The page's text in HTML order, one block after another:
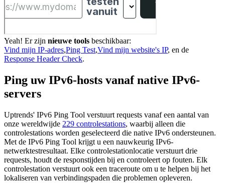
Yeah! Er zijn nieuwe tools beschikbaar:
Vind mijn IP-adres,Ping Test,Vind mijn website's IP, en de
Response Header Check.
Ping uw IPv6-hosts vanaf native IPv6-
servers
Uptrends' IPv6 Ping Tool verstuurt requests vanaf een aantal van
onze wereldwijde 229 controlestations, waarbij alleen die
controlestations worden geselecteerd die native IPv6 ondersteunen.
Met de IPv6 Ping Tool krijgt u een nauwkeurig IPv6-
netwerktestresultaat. Elke controlestationlocatie verstuurt drie
requests, houdt de responstijden bij en controleert op fouten. Elk
controlestation verstuurt ook een traceroute om u te helpen bij het
lokaliseren van verbindingspaden die problemen opleveren.